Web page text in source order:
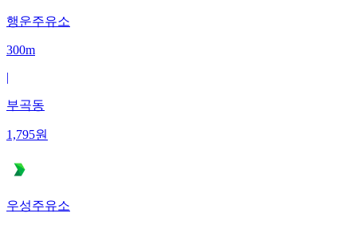
행운주유소
300m
|
부곡동
1,795원
우성주유소